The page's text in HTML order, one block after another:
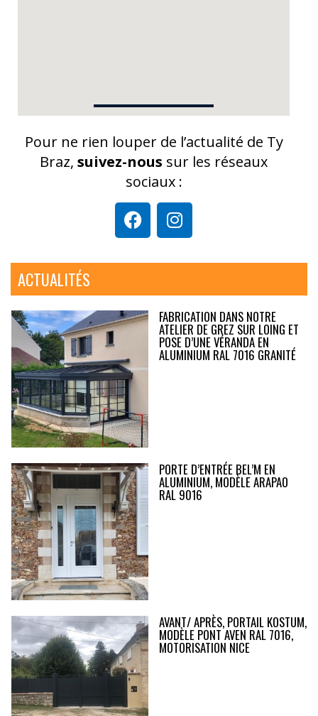
Pour ne rien louper de l’actualité de Ty
Braz, suivez-nous sur les réseaux
sociaux :
ACTUALITÉS
FABRICATION DANS NOTRE
ATELIER DE GREZ SUR LOING ET
POSE D’UNE VÉRANDA EN
ALUMINIUM RAL 7016 GRANITÉ
PORTE D’ENTRÉE BEL’M EN
ALUMINIUM, MODÈLE ARAPAO
RAL 9016
AVANT/ APRÈS, PORTAIL KOSTUM,
MODÈLE PONT AVEN RAL 7016,
MOTORISATION NICE